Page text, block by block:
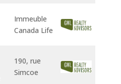
Immeuble
Canada Life
190, rue
Simcoe